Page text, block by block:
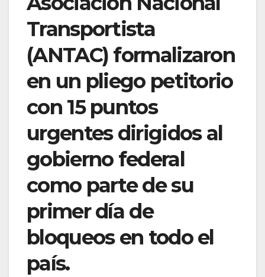
Transportista
(ANTAC) formalizaron
en un pliego petitorio
con 15 puntos
urgentes dirigidos al
gobierno federal
como parte de su
primer día de
bloqueos en todo el
país.